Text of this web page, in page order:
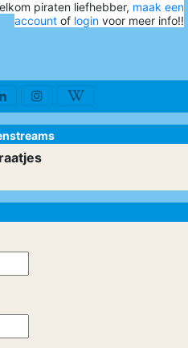
piraten liefhebber, maak een
account of login voor meer info!!